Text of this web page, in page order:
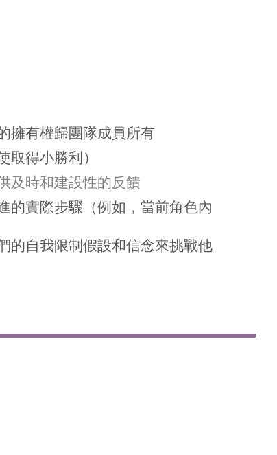
擁有權歸團隊成員所有
取得小勝利）
及時和建設性的反饋
的實際步驟（例如，當前角色內
的自我限制假設和信念來挑戰他